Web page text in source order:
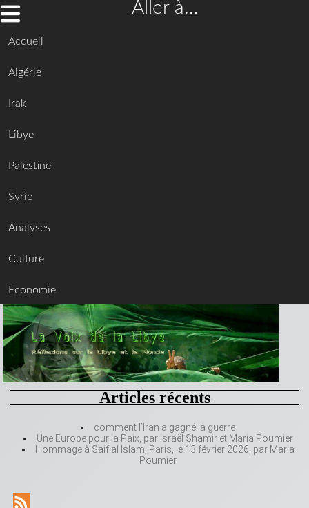
Aller à…
Accueil
Algérie
Irak
Libye
Palestine
Syrie
Analyses
Culture
Economie
Articles récents
comment l’Iran a gagné la guerre
Une Europe pour la Paix, par Israël Shamir et Maria Poumier
Hommage à Saif al Islam, Paris, le 13 février 2026, par Maria
Poumier